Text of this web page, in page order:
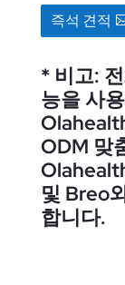
즉석 견적
* 비고:
능을 사
ODM 맞
및 Breo
합니다.